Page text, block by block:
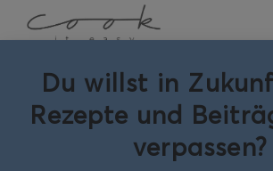
pumpkin
Du willst in
Rezepte und
verpassen?